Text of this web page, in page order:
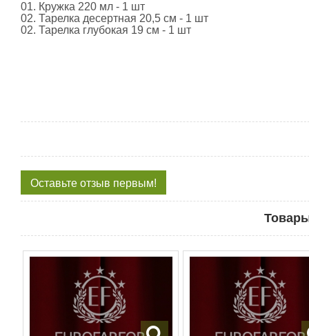
01. Кружка 220 мл - 1 шт
02. Тарелка десертная 20,5 см - 1 шт
02. Тарелка глубокая 19 см - 1 шт
Оставьте отзыв первым!